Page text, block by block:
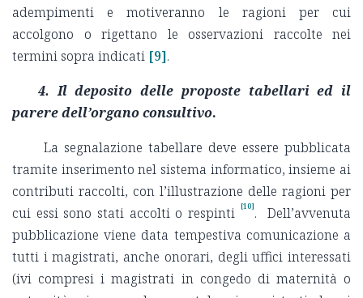
adempimenti e motiveranno le ragioni per cui
accolgono o rigettano le osservazioni raccolte nei
termini sopra indicati [9].
4. Il deposito delle proposte tabellari ed il
parere dell’organo consultivo.
La segnalazione tabellare deve essere pubblicata
tramite inserimento nel sistema informatico, insieme ai
contributi raccolti, con l’illustrazione delle ragioni per
cui essi sono stati accolti o respinti [10]. Dell’avvenuta
pubblicazione viene data tempestiva comunicazione a
tutti i magistrati, anche onorari, degli uffici interessati
(ivi compresi i magistrati in congedo di maternità o